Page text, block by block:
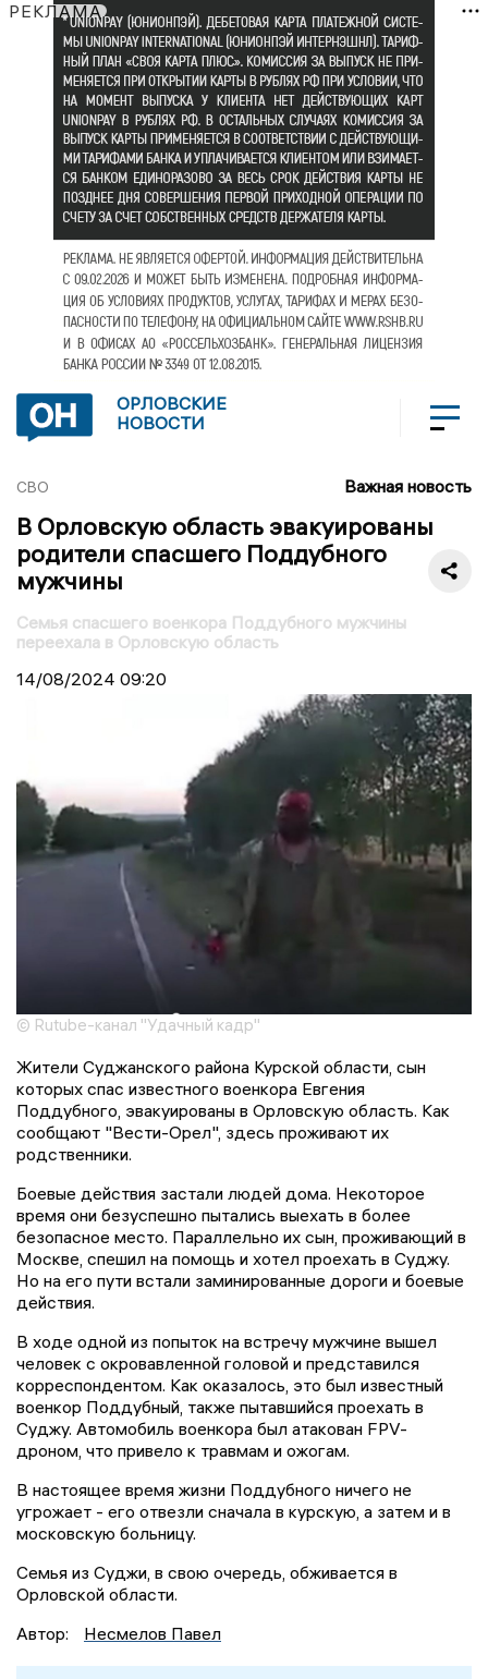
РЕКЛАМА
ОРЛОВСКИЕ
НОВОСТИ
СВО Важная новость
В Орловскую область эвакуированы
родители спасшего Поддубного
мужчины
Семья спасшего военкора Поддубного мужчины
переехала в Орловскую область
14/08/2024 09:20
© Rutube-канал "Удачный кадр"
Жители Суджанского района Курской области, сын
которых спас известного военкора Евгения
Поддубного, эвакуированы в Орловскую область. Как
сообщают "Вести-Орел", здесь проживают их
родственники.
Боевые действия застали людей дома. Некоторое
время они безуспешно пытались выехать в более
безопасное место. Параллельно их сын, проживающий в
Москве, спешил на помощь и хотел проехать в Суджу.
Но на его пути встали заминированные дороги и боевые
действия.
В ходе одной из попыток на встречу мужчине вышел
человек с окровавленной головой и представился
корреспондентом. Как оказалось, это был известный
военкор Поддубный, также пытавшийся проехать в
Суджу. Автомобиль военкора был атакован FPV-
дроном, что привело к травмам и ожогам.
В настоящее время жизни Поддубного ничего не
угрожает - его отвезли сначала в курскую, а затем и в
московскую больницу.
Семья из Суджи, в свою очередь, обживается в
Орловской области.
Автор:
Несмелов Павел